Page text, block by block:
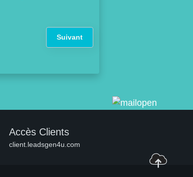
Suivant
Accès Clients
client.leadsgen4u.com